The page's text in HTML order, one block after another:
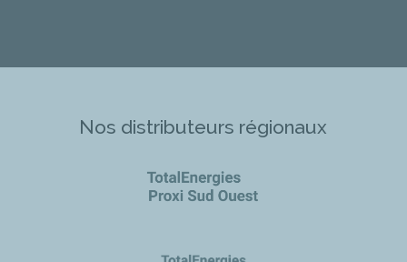
Nos distributeurs régionaux